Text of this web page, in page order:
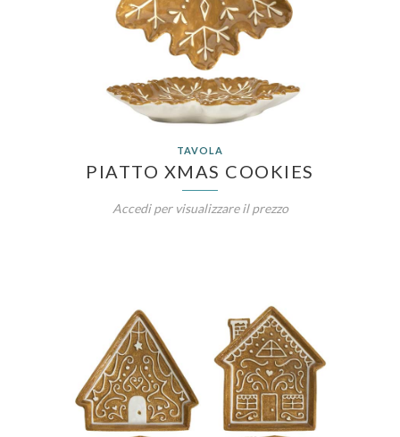
TAVOLA
PIATTO XMAS COOKIES
Accedi per visualizzare il prezzo